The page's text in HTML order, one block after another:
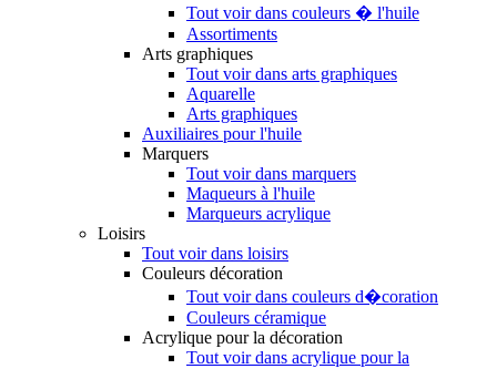
Tout voir dans couleurs � l'huile
Assortiments
Arts graphiques
Tout voir dans arts graphiques
Aquarelle
Arts graphiques
Auxiliaires pour l'huile
Marquers
Tout voir dans marquers
Maqueurs à l'huile
Marqueurs acrylique
Loisirs
Tout voir dans loisirs
Couleurs décoration
Tout voir dans couleurs d�coration
Couleurs céramique
Acrylique pour la décoration
Tout voir dans acrylique pour la